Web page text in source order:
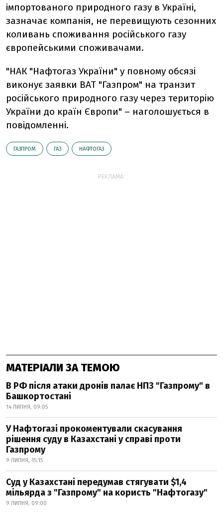
імпортованого природного газу в Україні,
зазначає компанія, не перевищують сезонних
коливань споживання російського газу
європейськими споживачами.
"НАК "Нафтогаз України" у повному обсязі
виконує заявки ВАТ "Газпром" на транзит
російського природного газу через територію
України до країн Європи" – наголошується в
повідомленні.
ГАЗПРОМ ГАЗ НАФТОГАЗ
РЕКЛАМА:
МАТЕРІАЛИ ЗА ТЕМОЮ
В РФ після атаки дронів палає НПЗ "Газпрому" в
Башкортостані
14 ЛИПНЯ, 09:05
У Нафтогазі прокоментували скасування
рішення суду в Казахстані у справі проти
Газпрому
9 ЛИПНЯ, 15:15
Суд у Казахстані передумав стягувати $1,4
мільярда з "Газпрому" на користь "Нафтогазу"
9 ЛИПНЯ, 09:00